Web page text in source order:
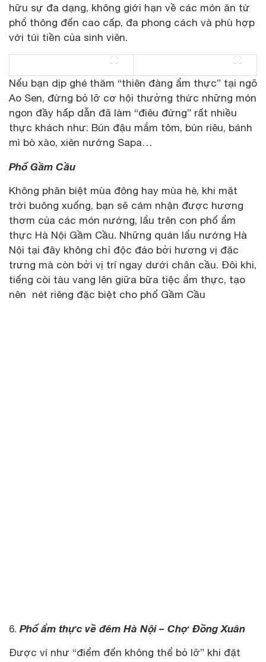
hữu sự đa dạng, không giới hạn về các món ăn từ
phổ thông đến cao cấp, đa phong cách và phù hợp
với túi tiền của sinh viên.
Nếu bạn dịp ghé thăm “thiên đàng ẩm thực” tại ngõ
Ao Sen, đừng bỏ lỡ cơ hội thưởng thức những món
ngon đầy hấp dẫn đã làm “điêu đứng” rất nhiều
thực khách như: Bún đậu mắm tôm, bún riêu, bánh
mì bò xào, xiên nướng Sapa…
Phố Gầm Cầu
Không phân biệt mùa đông hay mùa hè, khi mặt
trời buông xuống, bạn sẽ cảm nhận được hương
thơm của các món nướng, lẩu trên con phố ẩm
thực Hà Nội Gầm Cầu. Những quán lẩu nướng Hà
Nội tại đây không chỉ độc đáo bởi hương vị đặc
trưng mà còn bởi vị trí ngay dưới chân cầu. Đôi khi,
tiếng còi tàu vang lên giữa bữa tiệc ẩm thực, tạo
nên nét riêng đặc biệt cho phố Gầm Cầu
6. Phố ẩm thực về đêm Hà Nội – Chợ Đồng Xuân
Được ví như “điểm đến không thể bỏ lỡ” khi đặt